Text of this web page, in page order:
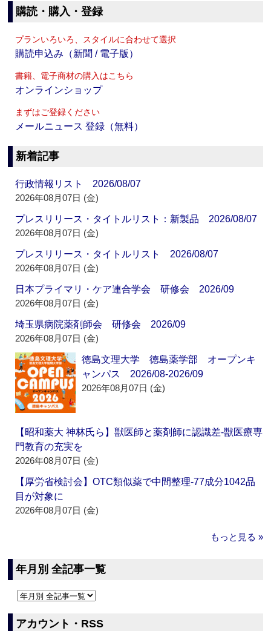
購読・購入・登録
プランいろいろ、スタイルに合わせて選択
購読申込み（新聞 / 電子版）
書籍、電子商材の購入はこちら
オンラインショップ
まずはご登録ください
メールニュース 登録（無料）
新着記事
行政情報リスト 2026/08/07
2026年08月07日 (金)
プレスリリース・タイトルリスト：新製品 2026/08/07
2026年08月07日 (金)
プレスリリース・タイトルリスト 2026/08/07
2026年08月07日 (金)
日本プライマリ・ケア連合学会 研修会 2026/09
2026年08月07日 (金)
埼玉県病院薬剤師会 研修会 2026/09
2026年08月07日 (金)
徳島文理大学 徳島薬学部 オープンキ
ャンパス 2026/08-2026/09
2026年08月07日 (金)
【昭和薬大 神林氏ら】獣医師と薬剤師に認識差‐獣医療専
門教育の充実を
2026年08月07日 (金)
【厚労省検討会】OTC類似薬で中間整理‐77成分1042品
目が対象に
2026年08月07日 (金)
もっと見る »
年月別 全記事一覧
アカウント・RSS